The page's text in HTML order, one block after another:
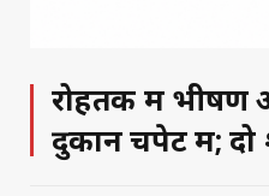
रोहतक में भीषण
दुकानें चपेट में; दो